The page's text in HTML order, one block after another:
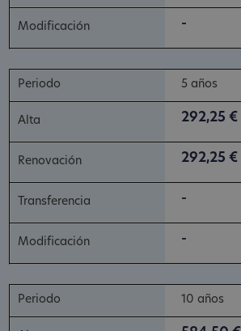
-
5 años
292,25 €
292,25 €
-
-
10 años